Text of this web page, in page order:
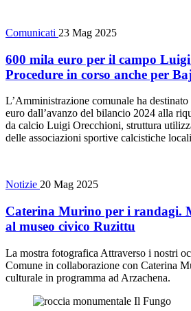
Comunicati 23 Mag 2025
600 mila euro per il campo
Procedure in corso anche per
L’Amministrazione comunale ha
euro dall’avanzo del bilancio 2024 alla
da calcio Luigi Orecchioni, struttura
delle associazioni sportive calcistiche locali
Notizie 20 Mag 2025
Caterina Murino per i randagi.
al museo civico Ruzittu
La mostra fotografica Attraverso i nostri
Comune in collaborazione con Caterina
culturale in programma ad Arzachena.